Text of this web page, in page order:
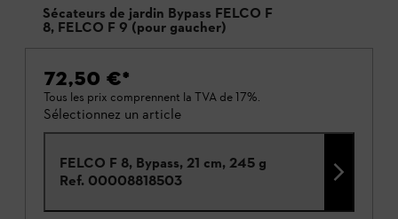
Sécateurs de jardin Bypass FELCO F
8, FELCO F 9 (pour gaucher)
72,50 €*
Tous les prix comprennent la TVA de 17%.
Sélectionnez un article
FELCO F 8, Bypass, 21 cm, 245 g
Ref. 00008818503